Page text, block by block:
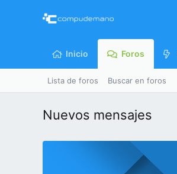
Inicio Foros
Lista de foros Buscar en foros
Nuevos mensajes